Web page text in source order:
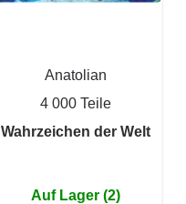
Anatolian
4 000 Teile
Wahrzeichen der Welt
Auf Lager (2)